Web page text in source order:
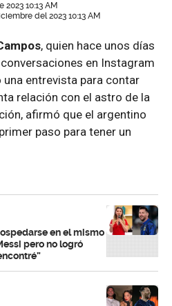
2023 10:13 AM
del 2023 10:13 AM
, quien hace unos días
en Instagram
una entrevista para contar
relación con el astro de la
afirmó que el argentino
paso para tener un
en el mismo
pero no logró